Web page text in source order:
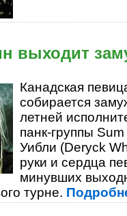
выходит
Канадская
собирается
летней
панк-группы
Уибли (Deryck
руки и сердца
минувших
турне.